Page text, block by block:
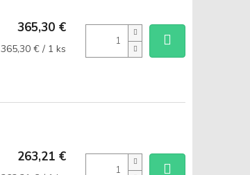
365,30 €
Jednotková
365,30 € / 1 ks
263,21 €